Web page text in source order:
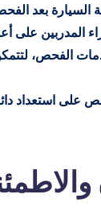
بعد
على
الفحص،
استعداد